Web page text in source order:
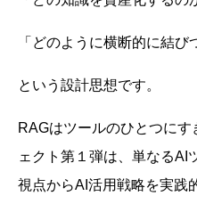
「どのように横断的に結び
という設計思想です。
RAGはツールのひとつに
ェクト第１弾は、単なるAI
視点からAI活用戦略を実践